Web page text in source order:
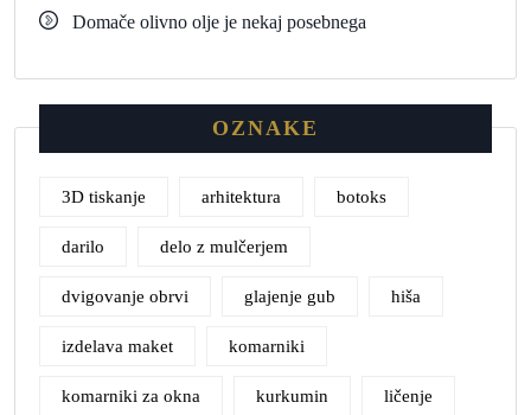
Domače olivno olje je nekaj posebnega
OZNAKE
3D tiskanje arhitektura botoks
darilo delo z mulčerjem
dvigovanje obrvi glajenje gub hiša
izdelava maket komarniki
komarniki za okna kurkumin ličenje